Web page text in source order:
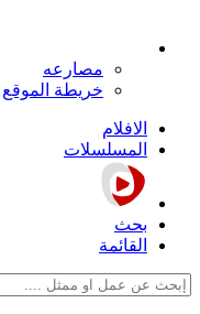
مصارعه
خريطة الموقع
الافلام
المسلسلات
بحث
القائمة